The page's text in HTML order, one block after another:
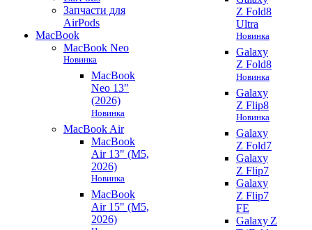
Запчасти для
AirPods
MacBook
MacBook Neo
Новинка
MacBook
Neo 13"
(2026)
Новинка
MacBook Air
MacBook
Air 13" (M5,
2026)
Новинка
MacBook
Air 15" (M5,
2026)
Z Fold8
Ultra
Новинка
Galaxy
Z Fold8
Новинка
Galaxy
Z Flip8
Новинка
Galaxy
Z Fold7
Galaxy
Z Flip7
Galaxy
Z Flip7
FE
Galaxy Z